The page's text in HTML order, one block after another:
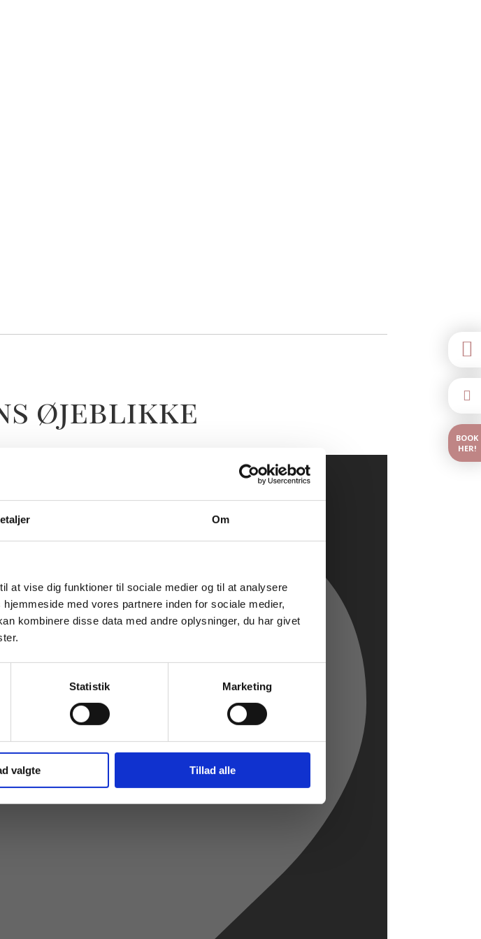
Om
at vise dig funktioner til sociale medier og til at analysere
med vores partnere inden for sociale medier,
kombinere disse data med andre oplysninger, du har givet
Statistik Marketing
valgte Tillad alle
øjeblikke


BOOK
HER!